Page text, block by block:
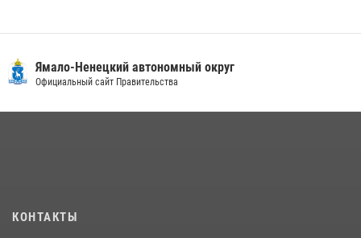
«Каникулы с Росгвардией» продолжаются на Ямале
На Ямале подведены итоги работы вневедомственной охраны
Ямало-Ненецкий автономный округ
Официальный сайт Правительства
КОНТАКТЫ